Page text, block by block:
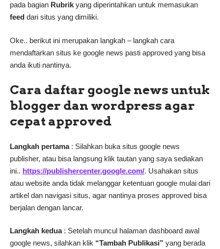
pada bagian Rubrik yang diperintahkan untuk memasukan
feed dari situs yang dimiliki.
Oke.. berikut ini merupakan langkah – langkah cara
mendaftarkan situs ke google news pasti approved yang bisa
anda ikuti nantinya.
Cara daftar google news untuk
blogger dan wordpress agar
cepat approved
Langkah pertama: Silahkan buka situs google news
publisher, atau bisa langsung klik tautan yang saya sediakan
ini.. https://publishercenter.google.com/. Usahakan situs
atau website anda tidak melanggar ketentuan google mulai dari
artikel dan navigasi situs, agar nantinya proses approved bisa
berjalan dengan lancar.
Langkah kedua : Setelah muncul halaman dashboard awal
google news, silahkan klik “Tambah Publikasi” yang berada